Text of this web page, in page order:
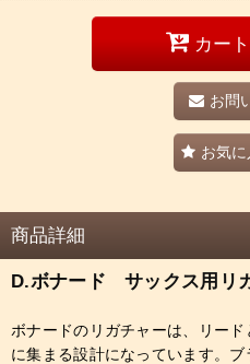
カー
お問
お気
商品詳細
D.ボナード サックス用リ
ボナードのリガチャーは、リー
に集まる設計になっています。